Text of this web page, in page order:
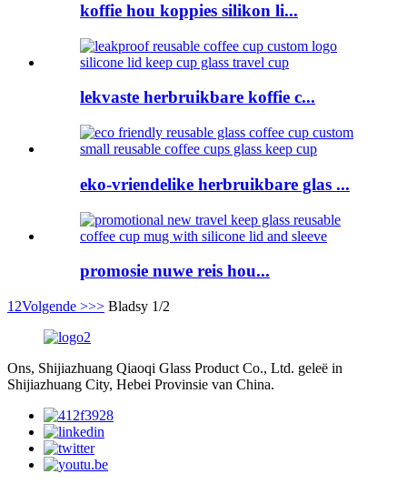
koffie hou koppies silikon li...
lekvaste herbruikbare koffie c...
eko-vriendelike herbruikbare glas ...
promosie nuwe reis hou...
1 2Volgende >>> Bladsy 1/2
Ons, Shijiazhuang Qiaoqi Glass Product Co., Ltd. geleë in
Shijiazhuang City, Hebei Provinsie van China.